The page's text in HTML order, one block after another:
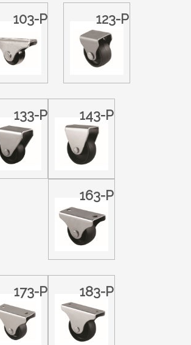
103-P 123-P
133-P 143-P
163-P
173-P 183-P